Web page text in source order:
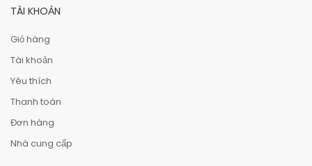
TÀI KHOẢN
Giỏ hàng
Tài khoản
Yêu thích
Thanh toán
Đơn hàng
Nhà cung cấp